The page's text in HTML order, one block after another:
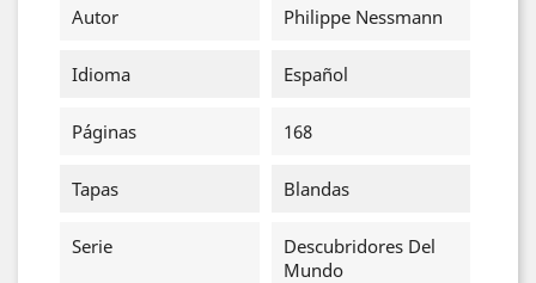
Autor Philippe Nessmann
Idioma Español
Páginas 168
Tapas Blandas
Serie
Descubridores Del
Mundo